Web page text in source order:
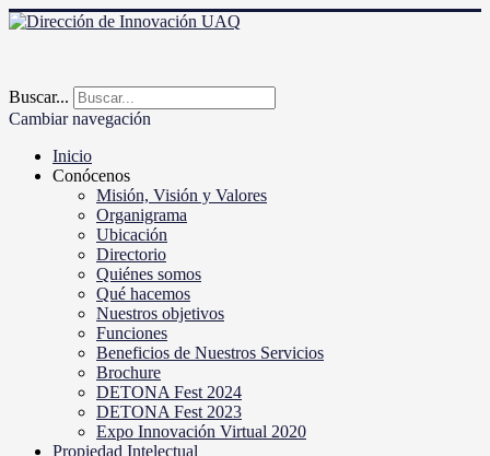
Buscar...
Cambiar navegación
Inicio
Conócenos
Misión, Visión y Valores
Organigrama
Ubicación
Directorio
Quiénes somos
Qué hacemos
Nuestros objetivos
Funciones
Beneficios de Nuestros Servicios
Brochure
DETONA Fest 2024
DETONA Fest 2023
Expo Innovación Virtual 2020
Propiedad Intelectual